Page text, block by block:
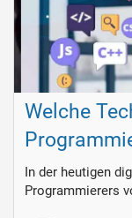
Welche
In der heutigen
Programmierers